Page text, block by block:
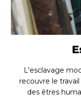
L'esclavage
recouvre le
des êtres